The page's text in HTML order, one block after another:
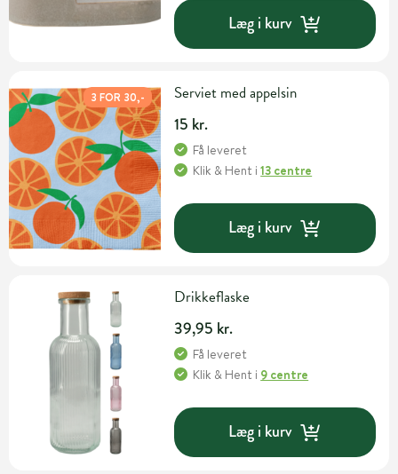
Læg i kurv
3 FOR 30,- Serviet med appelsin
15 kr.
Få leveret
Klik & Hent i13 centre
Læg i kurv
Drikkeflaske
39,95 kr.
Få leveret
Klik & Hent i 9 centre
Læg i kurv